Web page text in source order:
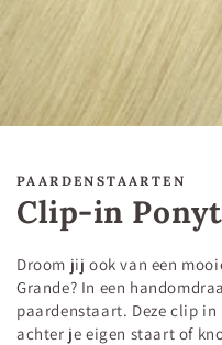
PAARDENSTAARTEN
Clip-in
Droom jij ook van een
Grande? In een
paardenstaart. Deze clip
achter je eigen staart of